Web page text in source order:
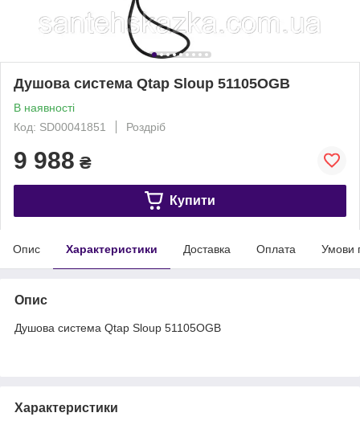
Душова система Qtap Sloup 51105OGB
В наявності
Код: SD00041851
Роздріб
9 988 ₴
Купити
Опис Характеристики Доставка Оплата Умови
Опис
Душова система Qtap Sloup 51105OGB
Характеристики